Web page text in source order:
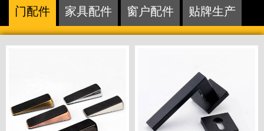
门配件 家具配件 窗户配件 贴牌生产